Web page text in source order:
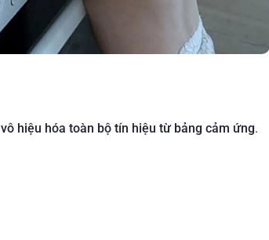
vô hiệu hóa toàn bộ tín hiệu từ bảng cảm ứng.